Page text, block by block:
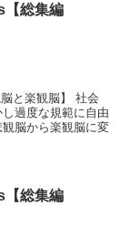
【総集編
と楽観脳】 社会
過度な規範に自由
脳から楽観脳に変
【総集編